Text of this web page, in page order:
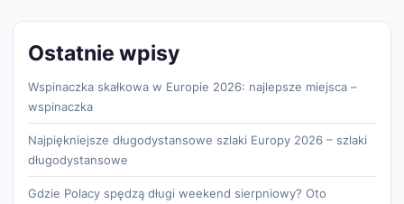
Ostatnie wpisy
Wspinaczka skałkowa w Europie 2026: najlepsze miejsca –
wspinaczka
Najpiękniejsze długodystansowe szlaki Europy 2026 – szlaki
długodystansowe
Gdzie Polacy spędzą długi weekend sierpniowy? Oto